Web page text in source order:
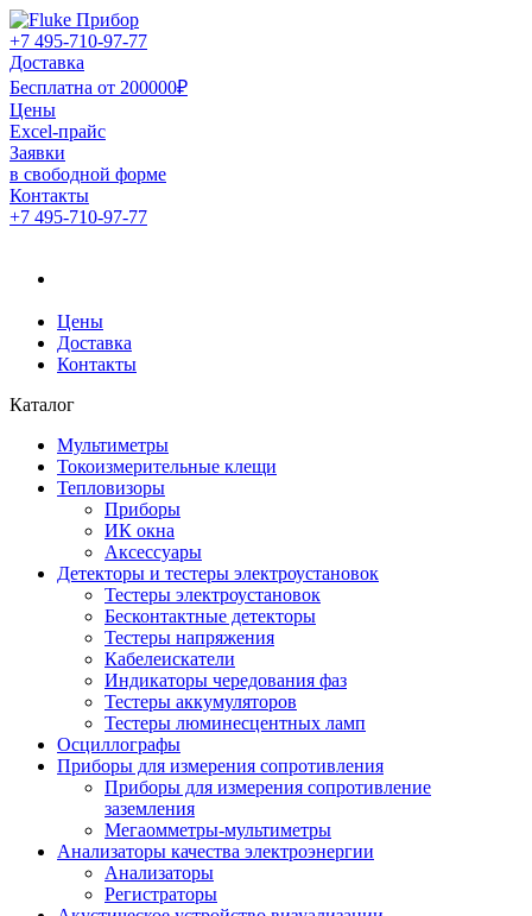
+7 495-710-97-77
Доставка
Бесплатна от 200000₽
Цены
Excel-прайс
Заявки
в свободной форме
Контакты
+7 495-710-97-77
Цены
Доставка
Контакты
Каталог
Мультиметры
Токоизмерительные клещи
Тепловизоры
Приборы
ИК окна
Аксессуары
Детекторы и тестеры электроустановок
Тестеры электроустановок
Бесконтактные детекторы
Тестеры напряжения
Кабелеискатели
Индикаторы чередования фаз
Тестеры аккумуляторов
Тестеры люминесцентных ламп
Осциллографы
Приборы для измерения сопротивления
Приборы для измерения сопротивление
заземления
Мегаомметры-мультиметры
Анализаторы качества электроэнергии
Анализаторы
Регистраторы